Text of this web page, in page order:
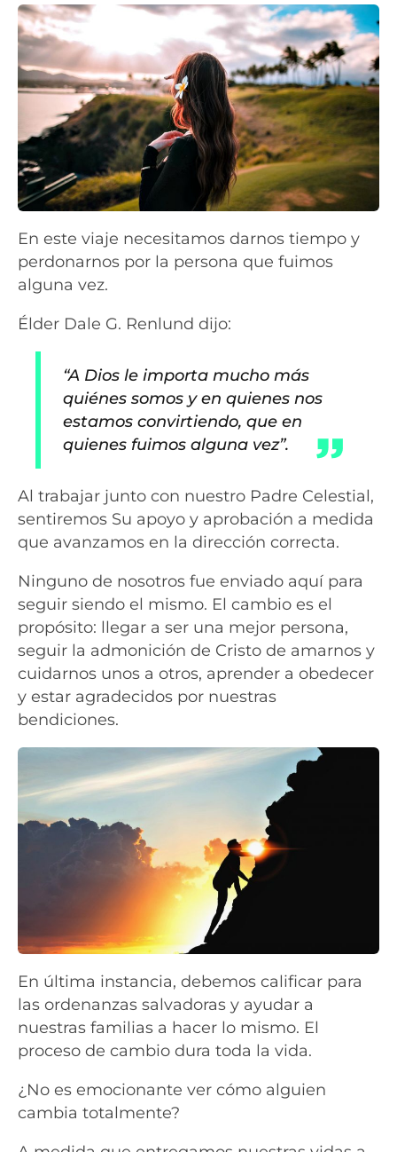
En este viaje necesitamos darnos tiempo y
perdonarnos por la persona que fuimos
alguna vez.
Élder Dale G. Renlund dijo:
“A Dios le importa mucho más
quiénes somos y en quienes nos
estamos convirtiendo, que en
quienes fuimos alguna vez”.
Al trabajar junto con nuestro Padre Celestial,
sentiremos Su apoyo y aprobación a medida
que avanzamos en la dirección correcta.
Ninguno de nosotros fue enviado aquí para
seguir siendo el mismo. El cambio es el
propósito: llegar a ser una mejor persona,
seguir la admonición de Cristo de amarnos y
cuidarnos unos a otros, aprender a obedecer
y estar agradecidos por nuestras
bendiciones.
En última instancia, debemos calificar para
las ordenanzas salvadoras y ayudar a
nuestras familias a hacer lo mismo. El
proceso de cambio dura toda la vida.
¿No es emocionante ver cómo alguien
cambia totalmente?